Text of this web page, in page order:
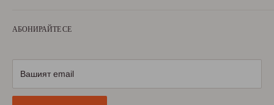
милеещи за нея.
Условия за ползване
АБОНИРАЙТЕ СЕ
Вашият email